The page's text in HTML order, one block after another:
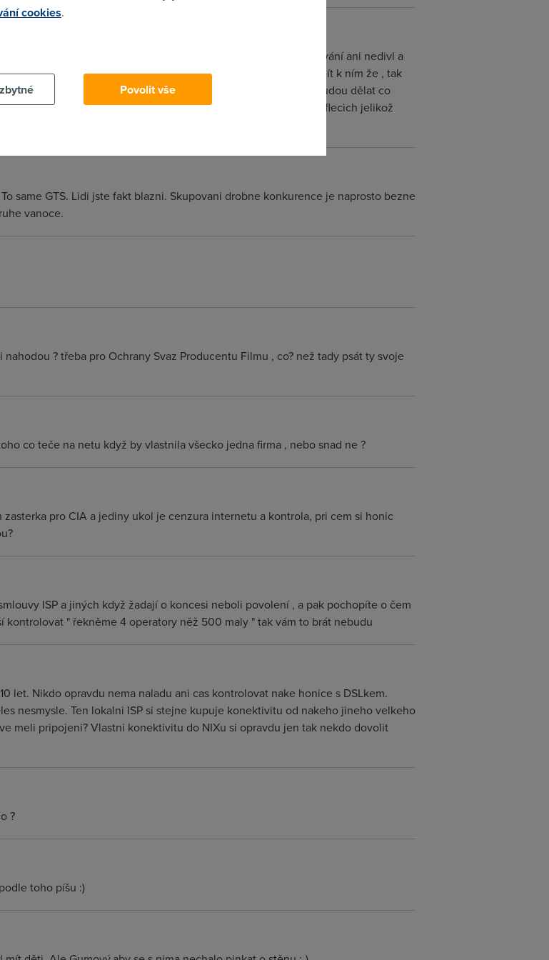
tu psal v članku že skupují malé ISP tak bych se tomu ztdražování ani nedivl a
ISP a pak vlastně lidi nebudou mít defakto jinou volbu než jít k ním že , tak
jejich sitě nestíhají ustát tolik zakazníku :)" a nebo si prostě budou dělat co
sním nikdo z daneho ISP nebude zabývat jelikžo si je jist v kramflecich jelikož
same GTS. Lidi jste fakt blazni. Skupovani drobne konkurence je naprosto bezne
vanoce.
? třeba pro Ochrany Svaz Producentu Filmu , co? než tady psát ty svoje
co teče na netu když by vlastnila všecko jedna firma , nebo snad ne ?
pro CIA a jediny ukol je cenzura internetu a kontrola, pri cem si honic
ISP a jiných když žadají o koncesi neboli povolení , a pak pochopíte o čem
" řekněme 4 operatory něž 500 maly " tak vám to brát nebudu
let. Nikdo opravdu nema naladu ani cas kontrolovat nake honice s DSLkem.
nesmysle. Ten lokalni ISP si stejne kupuje konektivitu od nakeho jineho velkeho
meli pripojeni? Vlastni konektivitu do NIXu si opravdu jen tak nekdo dovolit
?
toho píšu :)
cookies.
Povolit vše